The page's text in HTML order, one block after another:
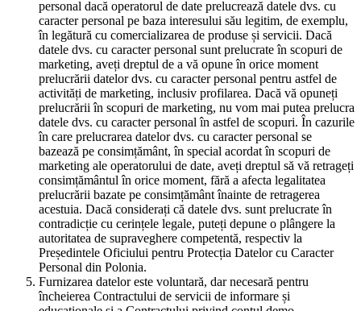
personal dacă operatorul de date prelucrează datele dvs. cu
caracter personal pe baza interesului său legitim, de exemplu,
în legătură cu comercializarea de produse și servicii. Dacă
datele dvs. cu caracter personal sunt prelucrate în scopuri de
marketing, aveți dreptul de a vă opune în orice moment
prelucrării datelor dvs. cu caracter personal pentru astfel de
activități de marketing, inclusiv profilarea. Dacă vă opuneți
prelucrării în scopuri de marketing, nu vom mai putea prelucra
datele dvs. cu caracter personal în astfel de scopuri. În cazurile
în care prelucrarea datelor dvs. cu caracter personal se
bazează pe consimțământ, în special acordat în scopuri de
marketing ale operatorului de date, aveți dreptul să vă retrageți
consimțământul în orice moment, fără a afecta legalitatea
prelucrării bazate pe consimțământ înainte de retragerea
acestuia. Dacă considerați că datele dvs. sunt prelucrate în
contradicție cu cerințele legale, puteți depune o plângere la
autoritatea de supraveghere competentă, respectiv la
Președintele Oficiului pentru Protecția Datelor cu Caracter
Personal din Polonia.
Furnizarea datelor este voluntară, dar necesară pentru
încheierea Contractului de servicii de informare și